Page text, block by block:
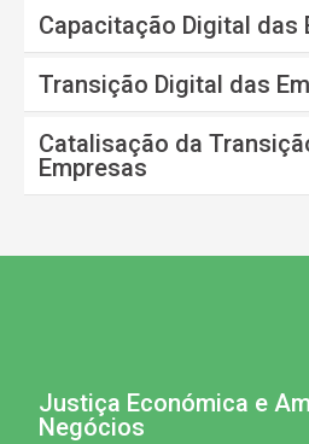
Capacitação Digital das
Transição Digital das
Catalisação da
Empresas
Justiça Económica e
Negócios